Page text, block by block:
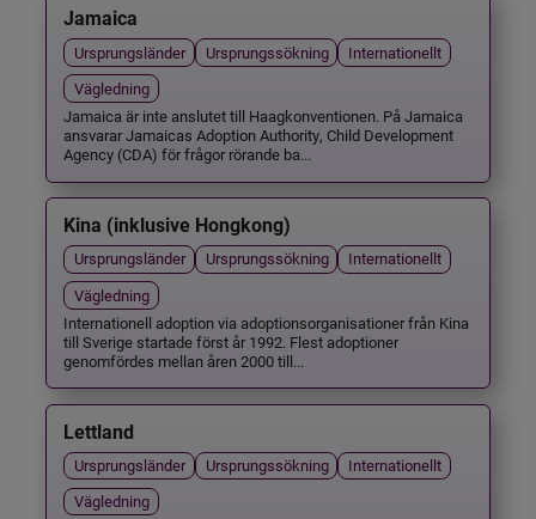
Jamaica
Ursprungsländer Ursprungssökning
Internationellt
Vägledning
Jamaica är inte anslutet till Haagkonventionen. På Jamaica
ansvarar Jamaicas Adoption Authority, Child Development
Agency (CDA) för frågor rörande ba...
Kina (inklusive Hongkong)
Ursprungsländer Ursprungssökning
Internationellt
Vägledning
Internationell adoption via adoptionsorganisationer från Kina
till Sverige startade först år 1992. Flest adoptioner
genomfördes mellan åren 2000 till...
Lettland
Ursprungsländer Ursprungssökning
Internationellt
Vägledning